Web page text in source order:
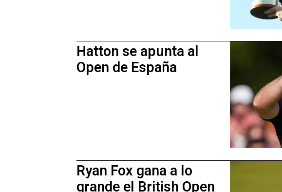
Hatton se apunta al
Open de España
Ryan Fox gana a lo
grande el British Open